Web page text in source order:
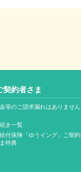
契約者さま
等のご請求漏れはありません
き一覧
付保険「ゆうイング」ご契約
特典